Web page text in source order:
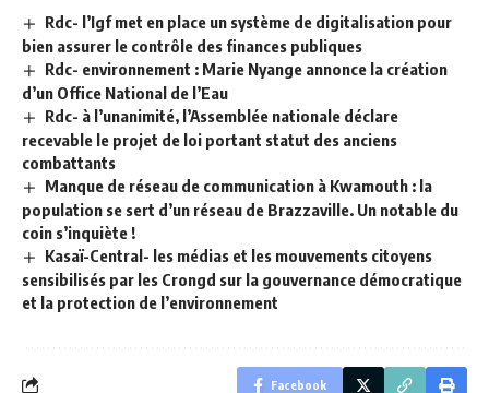
Rdc- l’Igf met en place un système de digitalisation pour
bien assurer le contrôle des finances publiques
Rdc- environnement : Marie Nyange annonce la création
d’un Office National de l’Eau
Rdc- à l’unanimité, l’Assemblée nationale déclare
recevable le projet de loi portant statut des anciens
combattants
Manque de réseau de communication à Kwamouth : la
population se sert d’un réseau de Brazzaville. Un notable du
coin s’inquiète !
Kasaï-Central- les médias et les mouvements citoyens
sensibilisés par les Crongd sur la gouvernance démocratique
et la protection de l’environnement
Facebook